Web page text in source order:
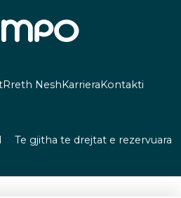
Rreth NeshKarrieraKontakti
Te gjitha te drejtat e rezervuara